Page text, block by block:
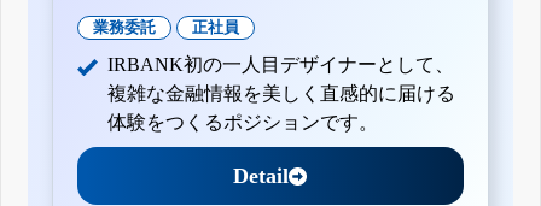
業務委託 正社員
IRBANK初の一人目デザイナーとして、
複雑な金融情報を美しく直感的に届ける
体験をつくるポジションです。
Detail